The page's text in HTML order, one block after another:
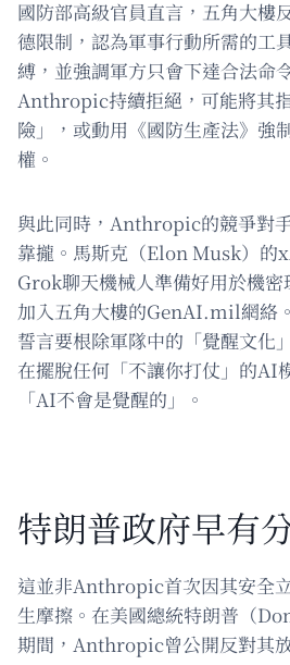
國防部高級官員直言，五角大
德限制，認為軍事行動所需的工
縛，並強調軍方只會下達合法命
Anthropic持續拒絕，可能將其
險」，或動用《國防生產法》強
權。
與此同時，Anthropic的競爭對
靠攏。馬斯克（Elon Musk）的
Grok聊天機械人準備好用於機
加入五角大樓的GenAI.mil網絡
誓言要根除軍隊中的「覺醒文化
在擺脫任何「不讓你打仗」的AI
「AI不會是覺醒的」。
特朗普政府早有
這並非Anthropic首次因其安全
生摩擦。在美國總統特朗普（
期間，Anthropic曾公開反對其